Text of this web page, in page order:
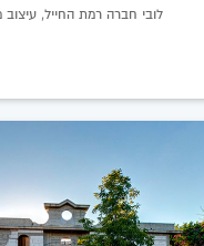
לובי חברה רמת החייל, עיצוב